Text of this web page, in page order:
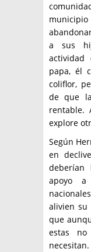
a sus
papa, él
coliflor,
de que
rentable.
explore
Según
en
apoyo a
alivien su
que
estas
necesitan.